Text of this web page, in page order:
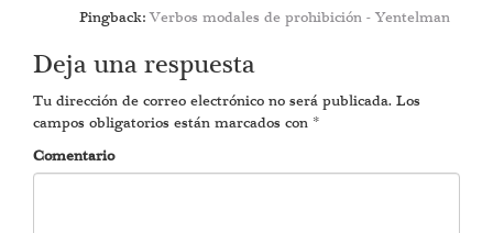
Pingback:Verbos modales de prohibición - Yentelman
Deja una respuesta
Tu dirección de correo electrónico no será publicada. Los
campos obligatorios están marcados con *
Comentario